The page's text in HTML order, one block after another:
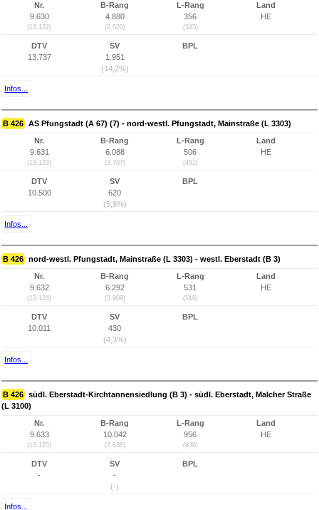
Nr.
9.630
(13.122)
B-Rang
4.880
(2.520)
L-Rang
356
(345)
Land
HE
DTV
13.737
SV
1.951
(14,2%)
BPL
Infos...
B 426 AS Pfungstadt (A 67) (7) - nord-westl. Pfungstadt, Mainstraße (L 3303)
Nr.
9.631
(13.123)
B-Rang
6.088
(3.707)
L-Rang
506
(491)
Land
HE
DTV
10.500
SV
620
(5,9%)
BPL
Infos...
B 426 nord-westl. Pfungstadt, Mainstraße (L 3303) - westl. Eberstadt (B 3)
Nr.
9.632
(13.124)
B-Rang
6.292
(3.909)
L-Rang
531
(516)
Land
HE
DTV
10.011
SV
430
(4,3%)
BPL
Infos...
B 426 südl. Eberstadt-Kirchtannensiedlung (B 3) - südl. Eberstadt, Malcher Straße
(L 3100)
Nr.
9.633
(13.125)
B-Rang
10.042
(7.638)
L-Rang
956
(936)
Land
HE
DTV
-
SV
-
(-)
BPL
Infos...